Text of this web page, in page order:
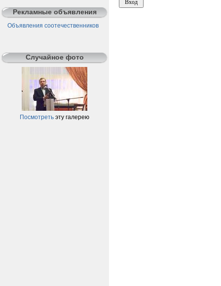
Рекламные объявления
Объявления соотечественников
Случайное фото
Посмотреть эту галерею